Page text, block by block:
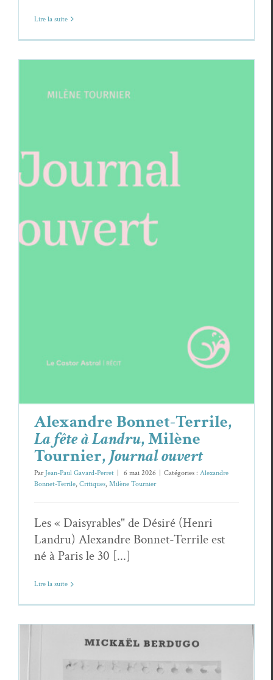
Lire la suite
Alexandre Bonnet-Terrile,
Landru , Milène Tournier,
Alexandre Bonnet-Terrile,
La fête à Landru, Milène
Tournier,Journal ouvert
Par Jean-Paul Gavard-Perret 6 mai 2026 Catégories : Alexandre
Bonnet-Terrile, Critiques, Milène Tournier
Les « Daisyrables" de Désiré (Henri
Landru) Alexandre Bonnet-Terrile est
né à Paris le 30 [...]
Lire la suite